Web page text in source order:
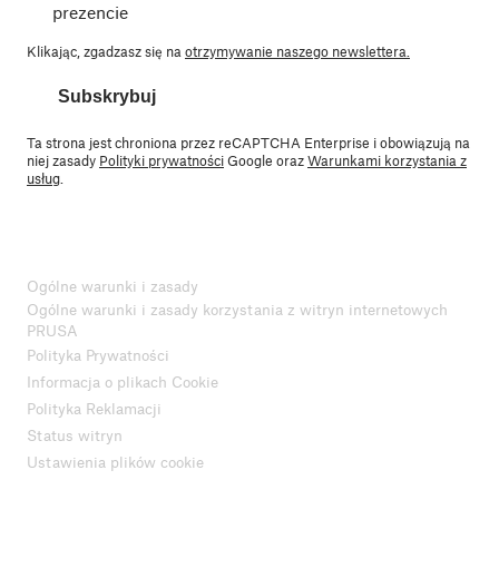
prezencie
Klikając, zgadzasz się na otrzymywanie naszego newslettera.
Subskrybuj
Ta strona jest chroniona przez reCAPTCHA Enterprise i obowiązują na
niej zasady Polityki prywatnościGoogle orazWarunkami korzystania z
usług
Ogólne warunki i zasady
Ogólne warunki i zasady korzystania z witryn internetowych
PRUSA
Polityka Prywatności
Informacja o plikach Cookie
Polityka Reklamacji
Status witryn
Ustawienia plików cookie